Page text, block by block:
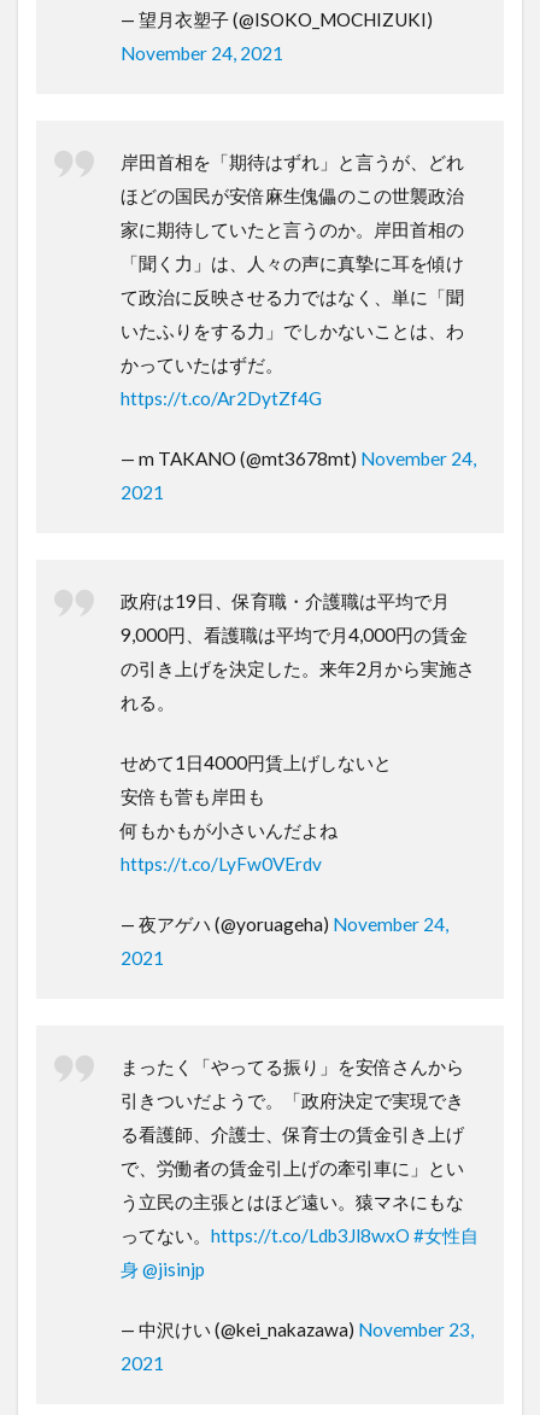
— 望月衣塑子 (@ISOKO_MOCHIZUKI)
November 24, 2021
岸田首相を「期待はずれ」と言うが、どれ
ほどの国民が安倍麻生傀儡のこの世襲政治
家に期待していたと言うのか。岸田首相の
「聞く力」は、人々の声に真摯に耳を傾け
て政治に反映させる力ではなく、単に「聞
いたふりをする力」でしかないことは、わ
かっていたはずだ。
https://t.co/Ar2DytZf4G
— m TAKANO (@mt3678mt) November 24,
2021
政府は19日、保育職・介護職は平均で月
9,000円、看護職は平均で月4,000円の賃金
の引き上げを決定した。来年2月から実施さ
れる。
せめて1日4000円賃上げしないと
安倍も菅も岸田も
何もかもが小さいんだよね
https://t.co/LyFw0VErdv
— 夜アゲハ (@yoruageha) November 24,
2021
まったく「やってる振り」を安倍さんから
引きついだようで。「政府決定で実現でき
る看護師、介護士、保育士の賃金引き上げ
で、労働者の賃金引上げの牽引車に」とい
う立民の主張とはほど遠い。猿マネにもな
ってない。 https://t.co/Ldb3Jl8wxO #女性自
身 @jisinjp
— 中沢けい (@kei_nakazawa) November 23,
2021